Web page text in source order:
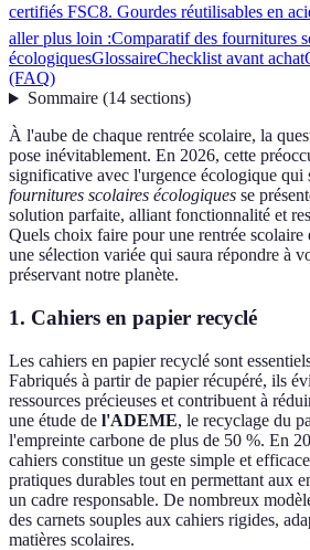
certifiés FSC8. Gourdes réutilisables en
aller plus loin :Comparatif des fournitures
écologiquesGlossaireChecklist avant achat
(FAQ)
Sommaire(14 sections)
À l'aube de chaque rentrée scolaire, la
pose inévitablement. En 2026, cette
significative avec l'urgence écologique qui
fournitures scolaires écologiques se
solution parfaite, alliant fonctionnalité et
Quels choix faire pour une rentrée scolaire
une sélection variée qui saura répondre à
préservant notre planète.
1. Cahiers en papier recyclé
Les cahiers en papier recyclé sont
Fabriqués à partir de papier récupéré, ils
ressources précieuses et contribuent à
une étude de l'ADEME, le recyclage du
l'empreinte carbone de plus de 50 %. En
cahiers constitue un geste simple et
pratiques durables tout en permettant aux
un cadre responsable. De nombreux
des carnets souples aux cahiers rigides,
matières scolaires.